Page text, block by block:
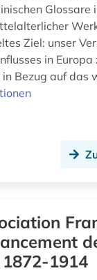
gewerbliche schutzrechte (1)
graue literatur (1)
grenzflächen (1)
Glossare
Ziel: unser
in Europa
Bezug auf das
1872-1914